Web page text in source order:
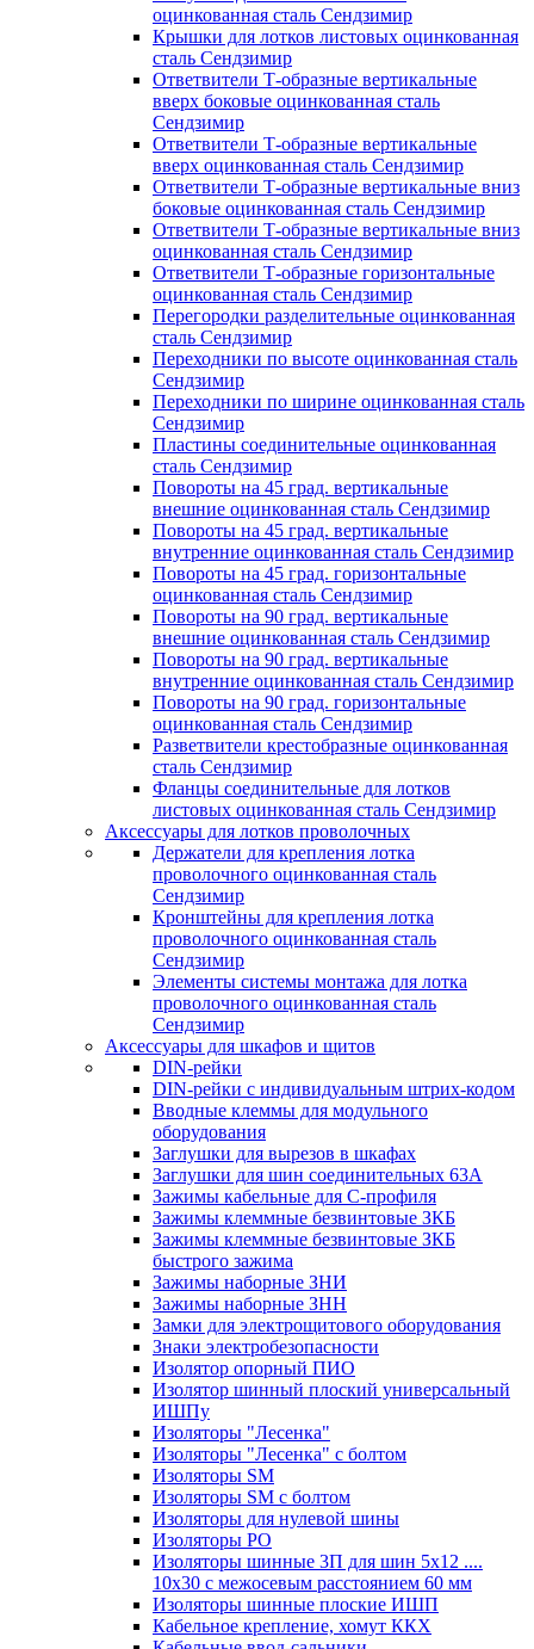
оцинкованная сталь Сендзимир
Крышки для лотков листовых оцинкованная
сталь Сендзимир
Ответвители Т-образные вертикальные
вверх боковые оцинкованная сталь
Сендзимир
Ответвители Т-образные вертикальные
вверх оцинкованная сталь Сендзимир
Ответвители Т-образные вертикальные вниз
боковые оцинкованная сталь Сендзимир
Ответвители Т-образные вертикальные вниз
оцинкованная сталь Сендзимир
Ответвители Т-образные горизонтальные
оцинкованная сталь Сендзимир
Перегородки разделительные оцинкованная
сталь Сендзимир
Переходники по высоте оцинкованная сталь
Сендзимир
Переходники по ширине оцинкованная сталь
Сендзимир
Пластины соединительные оцинкованная
сталь Сендзимир
Повороты на 45 град. вертикальные
внешние оцинкованная сталь Сендзимир
Повороты на 45 град. вертикальные
внутренние оцинкованная сталь Сендзимир
Повороты на 45 град. горизонтальные
оцинкованная сталь Сендзимир
Повороты на 90 град. вертикальные
внешние оцинкованная сталь Сендзимир
Повороты на 90 град. вертикальные
внутренние оцинкованная сталь Сендзимир
Повороты на 90 град. горизонтальные
оцинкованная сталь Сендзимир
Разветвители крестобразные оцинкованная
сталь Сендзимир
Фланцы соединительные для лотков
листовых оцинкованная сталь Сендзимир
Аксессуары для лотков проволочных
Держатели для крепления лотка
проволочного оцинкованная сталь
Сендзимир
Кронштейны для крепления лотка
проволочного оцинкованная сталь
Сендзимир
Элементы системы монтажа для лотка
проволочного оцинкованная сталь
Сендзимир
Аксессуары для шкафов и щитов
DIN-рейки
DIN-рейки с индивидуальным штрих-кодом
Вводные клеммы для модульного
оборудования
Заглушки для вырезов в шкафах
Заглушки для шин соединительных 63А
Зажимы кабельные для С-профиля
Зажимы клеммные безвинтовые ЗКБ
Зажимы клеммные безвинтовые ЗКБ
быстрого зажима
Зажимы наборные ЗНИ
Зажимы наборные ЗНН
Замки для электрощитового оборудования
Знаки электробезопасности
Изолятор опорный ПИО
Изолятор шинный плоский универсальный
ИШПу
Изоляторы "Лесенка"
Изоляторы "Лесенка" с болтом
Изоляторы SM
Изоляторы SM c болтом
Изоляторы для нулевой шины
Изоляторы РО
Изоляторы шинные 3П для шин 5х12 ....
10х30 с межосевым расстоянием 60 мм
Изоляторы шинные плоские ИШП
Кабельное крепление, хомут ККХ